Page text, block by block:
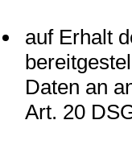
auf Erhalt
Daten an
Art. 20